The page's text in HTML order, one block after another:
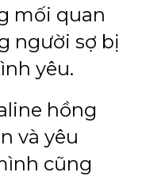
mối quan
người sợ bị
yêu.
hồng
và yêu
cũng